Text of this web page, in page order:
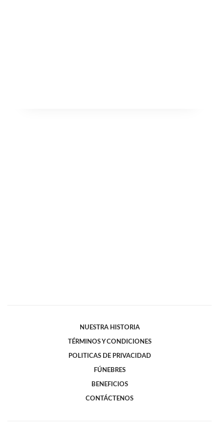
NUESTRA HISTORIA
TÉRMINOS Y CONDICIONES
POLITICAS DE PRIVACIDAD
FÚNEBRES
BENEFICIOS
CONTÁCTENOS